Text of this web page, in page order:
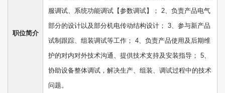
职位简介
服调试、系统功能调试【参数调试】； 2、负责产品电气
部分的设计以及部分机电传动结构设计； 3、参与新产品
试制跟踪、组装调试等工作； 4、负责产品使用及后期维
护的对内对外技术沟通、提供技术支持及安装指导； 5、
协助设备整体调试，解决生产、组装、调试过程中的技术
问题。